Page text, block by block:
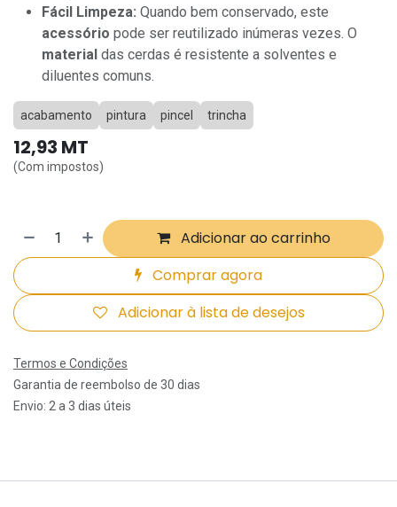
Fácil Limpeza: Quando bem conservado, este
acessório pode ser reutilizado inúmeras vezes. O
material das cerdas é resistente a solventes e
diluentes comuns.
acabamento pintura pincel trincha
12,93 MT
(Com impostos)
Adicionar ao carrinho
Comprar agora
Adicionar à lista de desejos
Termos e Condições
Garantia de reembolso de 30 dias
Envio: 2 a 3 dias úteis